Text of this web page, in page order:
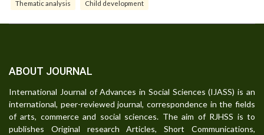
Thematic analysis Child development
ABOUT JOURNAL
International Journal of Advances in Social Sciences (IJASS) is an
international, peer-reviewed journal, correspondence in the fields
of arts, commerce and social sciences. The aim of RJHSS is to
publishes Original research Articles, Short Communications,